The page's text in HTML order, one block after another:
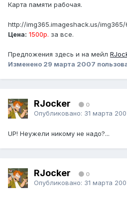
Карта памяти рабочая.
http://img365.imageshack.us/
Цена: 1500р. за все.
Предложения здесь и на мейл
Изменено 29 марта 2007
RJocker 0
Опубликовано: 31 марта
UP! Неужели никому не надо?...
RJocker 0
Опубликовано: 31 марта